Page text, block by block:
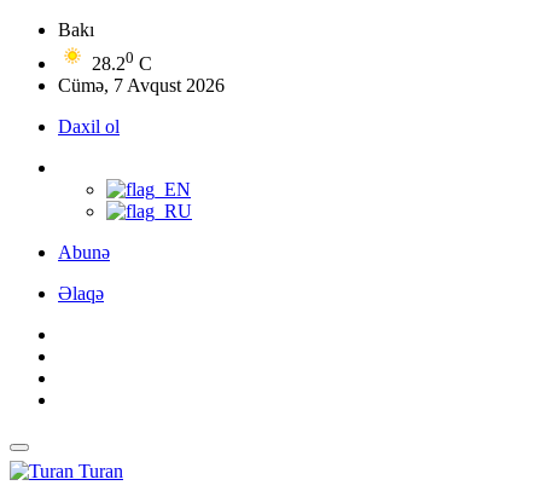
Bakı
28.20 C
Cümə, 7 Avqust 2026
Daxil ol
Abunə
Əlaqə
Turan